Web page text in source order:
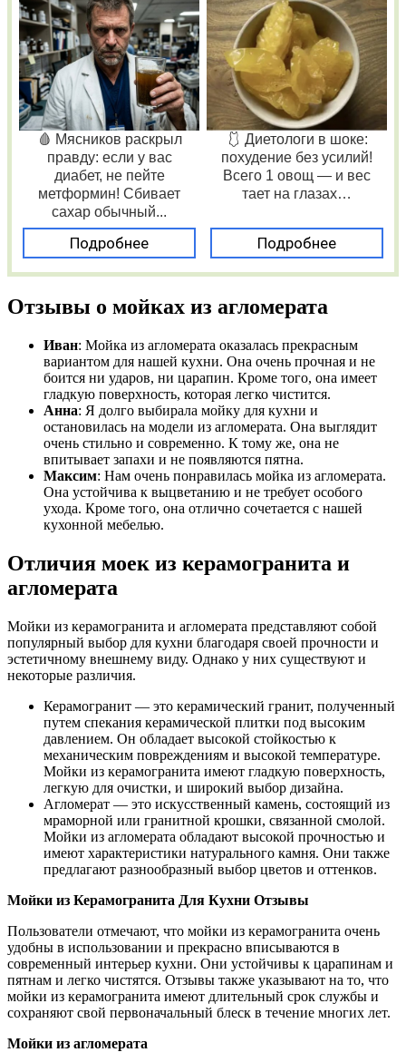
🩸 Мясников раскрыл
правду: если у вас
диабет, не пейте
метформин! Сбивает
сахар обычный...
Подробнее
🩱 Диетологи в шоке:
похудение без усилий!
Всего 1 овощ — и вес
тает на глазах…
Подробнее
Отзывы о мойках из агломерата
Иван: Мойка из агломерата оказалась прекрасным
вариантом для нашей кухни. Она очень прочная и не
боится ни ударов, ни царапин. Кроме того, она имеет
гладкую поверхность, которая легко чистится.
Анна: Я долго выбирала мойку для кухни и
остановилась на модели из агломерата. Она выглядит
очень стильно и современно. К тому же, она не
впитывает запахи и не появляются пятна.
Максим: Нам очень понравилась мойка из агломерата.
Она устойчива к выцветанию и не требует особого
ухода. Кроме того, она отлично сочетается с нашей
кухонной мебелью.
Отличия моек из керамогранита и
агломерата
Мойки из керамогранита и агломерата представляют собой
популярный выбор для кухни благодаря своей прочности и
эстетичному внешнему виду. Однако у них существуют и
некоторые различия.
Керамогранит — это керамический гранит, полученный
путем спекания керамической плитки под высоким
давлением. Он обладает высокой стойкостью к
механическим повреждениям и высокой температуре.
Мойки из керамогранита имеют гладкую поверхность,
легкую для очистки, и широкий выбор дизайна.
Агломерат — это искусственный камень, состоящий из
мраморной или гранитной крошки, связанной смолой.
Мойки из агломерата обладают высокой прочностью и
имеют характеристики натурального камня. Они также
предлагают разнообразный выбор цветов и оттенков.
Мойки из Керамогранита Для Кухни Отзывы
Пользователи отмечают, что мойки из керамогранита очень
удобны в использовании и прекрасно вписываются в
современный интерьер кухни. Они устойчивы к царапинам и
пятнам и легко чистятся. Отзывы также указывают на то, что
мойки из керамогранита имеют длительный срок службы и
сохраняют свой первоначальный блеск в течение многих лет.
Мойки из агломерата